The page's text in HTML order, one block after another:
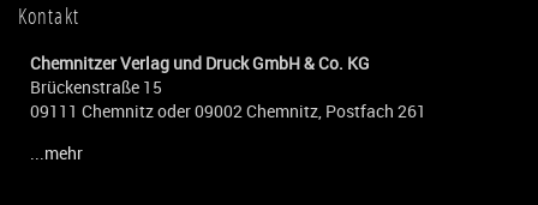
Kontakt
Chemnitzer Verlag und Druck GmbH & Co. KG
Brückenstraße 15
09111 Chemnitz oder 09002 Chemnitz, Postfach 261
...mehr